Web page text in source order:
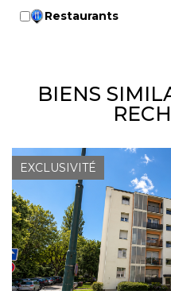
Restaurants
BIENS